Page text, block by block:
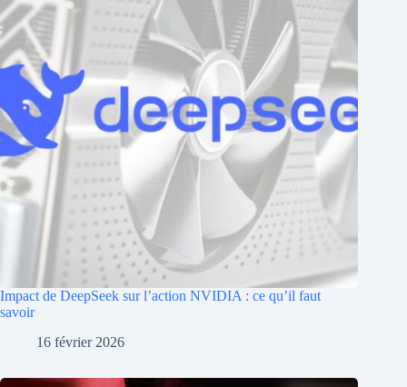
Impact de DeepSeek sur l’action NVIDIA : ce qu’il faut
savoir
16 février 2026